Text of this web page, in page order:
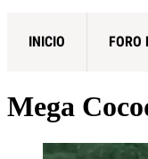
INICIO FORO
Mega